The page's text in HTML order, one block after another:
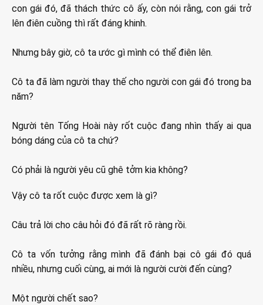
con gái đó, đã thách thức cô ấy, còn nói rằng, con gái trở
lên điên cuồng thì rất đáng khinh.
Nhưng bây giờ, cô ta ước gì mình có thể điên lên.
Cô ta đã làm người thay thế cho người con gái đó trong ba
năm?
Người tên Tống Hoài này rốt cuộc đang nhìn thấy ai qua
bóng dáng của cô ta chứ?
Có phải là người yêu cũ ghê tởm kia không?
Vậy cô ta rốt cuộc được xem là gì?
Câu trả lời cho câu hỏi đó đã rất rõ ràng rồi.
Cô ta vốn tưởng rằng mình đã đánh bại cô gái đó quá
nhiều, nhưng cuối cùng, ai mới là người cười đến cùng?
Một người chết sao?